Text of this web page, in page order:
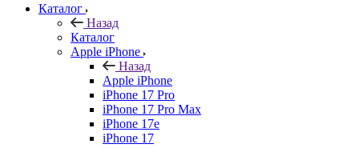
Каталог
Назад
Каталог
Apple iPhone
Назад
Apple iPhone
iPhone 17 Pro
iPhone 17 Pro Max
iPhone 17e
iPhone 17